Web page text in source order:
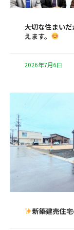
大切な住まい
えます。
2026年7月6日
新築建売住